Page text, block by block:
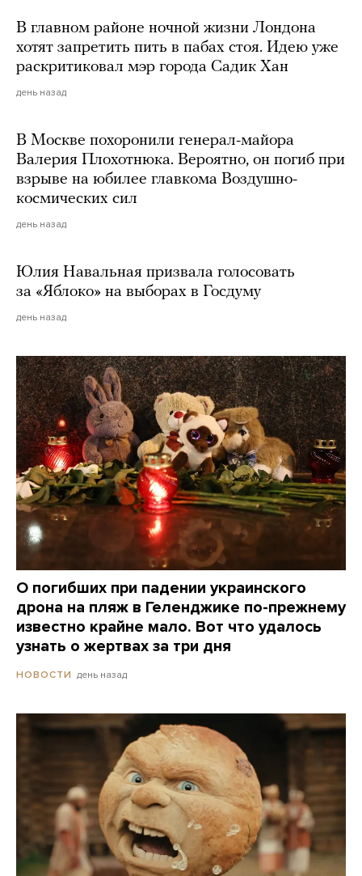
В главном районе ночной жизни Лондона
хотят запретить пить в пабах стоя. Идею уже
раскритиковал мэр города Садик Хан
день назад
В Москве похоронили генерал-майора
Валерия Плохотнюка. Вероятно, он погиб при
взрыве на юбилее главкома Воздушно-
космических сил
день назад
Юлия Навальная призвала голосовать
за «Яблоко» на выборах в Госдуму
день назад
О погибших при падении украинского
дрона на пляж в Геленджике по-прежнему
известно крайне мало. Вот что удалось
узнать о жертвах за три дня
НОВОСТИ день назад